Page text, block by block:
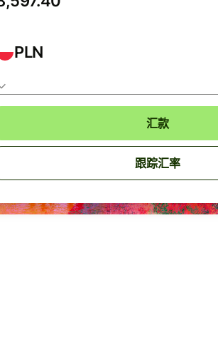
PLN
汇款
跟踪汇率